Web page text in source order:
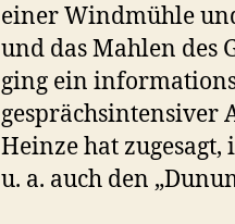
einer Windmühle
und das Mahlen des
ging ein
gesprächsintensiver
Heinze hat
u. a. auch den